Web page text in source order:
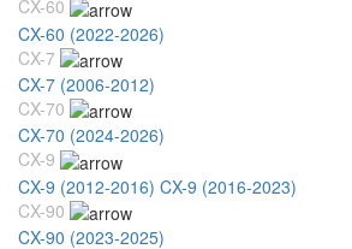
CX-60
CX-60 (2022-2026)
CX-7
CX-7 (2006-2012)
CX-70
CX-70 (2024-2026)
CX-9
CX-9 (2012-2016) CX-9 (2016-2023)
CX-90
CX-90 (2023-2025)